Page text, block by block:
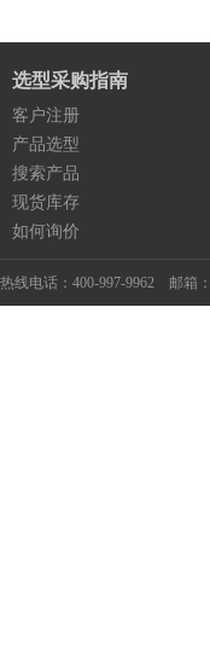
选型采购指南
客户注册
产品选型
搜索产品
现货库存
如何询价
热线电话：400-997-9962 邮箱：